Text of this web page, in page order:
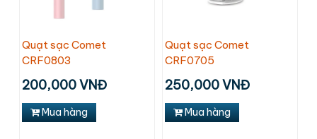
Quạt sạc Comet
CRF0803
200,000 VNĐ
Mua hàng
Quạt sạc Comet
CRF0705
250,000 VNĐ
Mua hàng